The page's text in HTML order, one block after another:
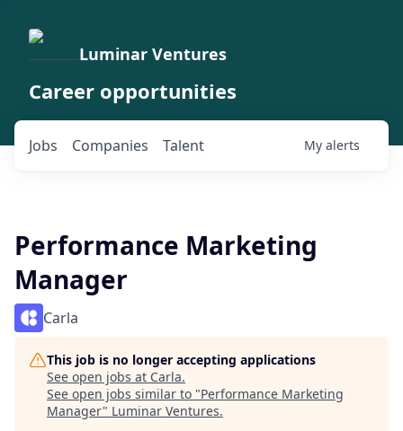
Luminar Ventures
Career opportunities
Jobs Companies Talent My alerts
Performance Marketing
Manager
Carla
This job is no longer accepting applications
See open jobs at Carla.
See open jobs similar to "Performance Marketing
Manager" Luminar Ventures.